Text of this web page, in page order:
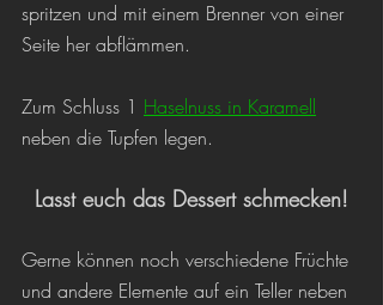
spritzen und mit einem Brenner von einer
Seite her abflämmen.
Zum Schluss 1 Haselnuss in Karamell
neben die Tupfen legen.
Lasst euch das Dessert schmecken!
Gerne können noch verschiedene Früchte
und andere Elemente auf ein Teller neben